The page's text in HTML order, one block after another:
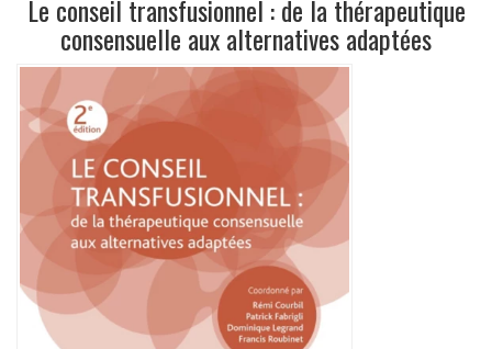
Le conseil transfusionnel : de la thérapeutique
consensuelle aux alternatives adaptées